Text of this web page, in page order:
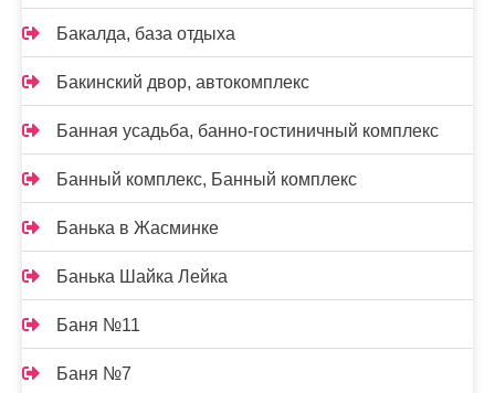
Бакалда, база отдыха
Бакинский двор, автокомплекс
Банная усадьба, банно-гостиничный комплекс
Банный комплекс, Банный комплекс
Банька в Жасминке
Банька Шайка Лейка
Баня №11
Баня №7